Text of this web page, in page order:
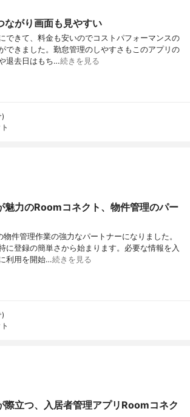
ながり画面も見やすい
できて、料金も安いのでコストパフォーマンスの
できました。勤怠管理のしやすさもこのアプリの
退去日はもち…続きを見る
魅力のRoomコネクト、物件管理のパー
件管理作業の強力なパートナーになりました。
に登録の簡単さから始まります。必要な情報を入
利用を開始…続きを見る
際立つ、入居者管理アプリRoomコネク